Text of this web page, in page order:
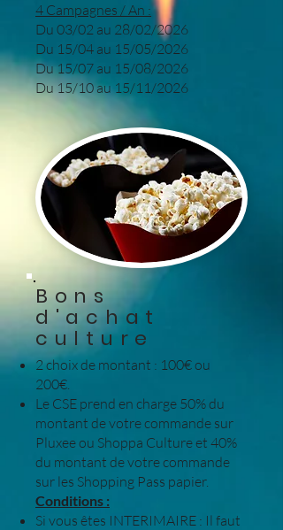
4 Campagnes / An :
Du 03/02 au 28/02/2026
Du 15/04 au 15/05/2026
Du 15/07 au 15/08/2026
Du 15/10 au 15/11/2026
Bons
d'achat
culture
2 choix de montant : 100€ ou
200€.
Le CSE prend en charge 50% du
montant de votre commande sur
Pluxee ou Shoppa Culture et 40%
du montant de votre commande
sur les Shopping Pass papier.
Conditions :
Si vous êtes INTERIMAIRE : Il faut